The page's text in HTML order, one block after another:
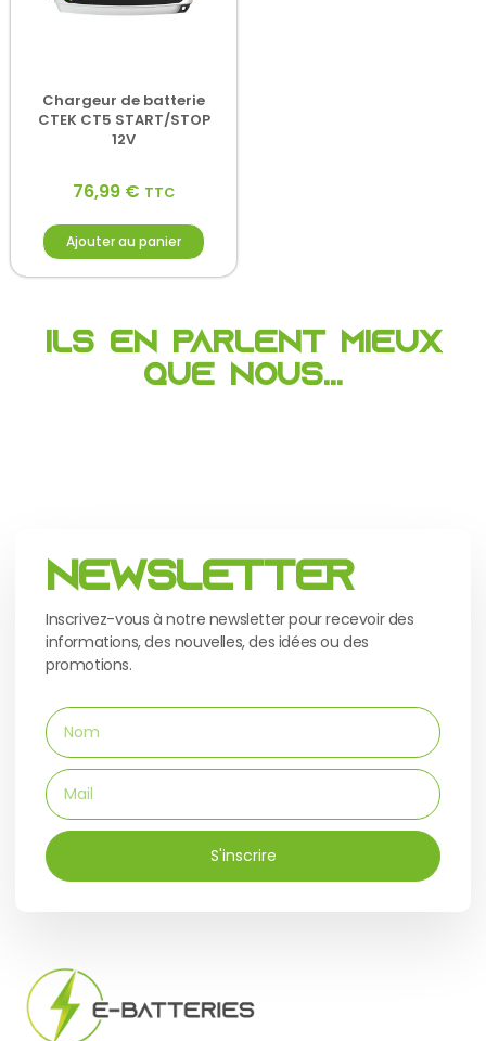
Chargeur de batterie
CTEK CT5 START/STOP
12V
76,99 € TTC
Ajouter au panier
Ils en parlent mieux
que nous...
Newsletter
Inscrivez-vous à notre newsletter pour recevoir des
informations, des nouvelles, des idées ou des
promotions.
S'inscrire